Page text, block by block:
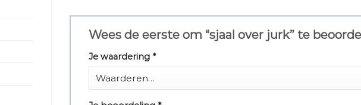
Wees de eerste om “sjaal over jurk” te
Je waardering *